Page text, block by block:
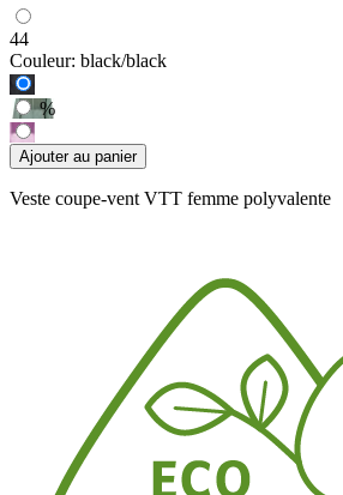
44
Couleur: black/black
%
Ajouter au panier
Veste coupe-vent VTT femme polyvalente